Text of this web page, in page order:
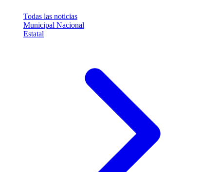
Todas las noticias
Municipal Nacional
Estatal